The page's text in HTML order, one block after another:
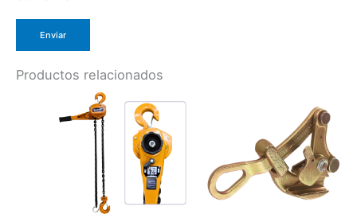
Productos relacionados